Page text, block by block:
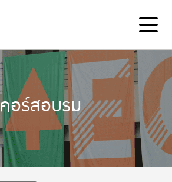
คอร์สอบรม